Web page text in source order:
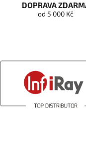
DOPRAVA
od 5 000 Kč